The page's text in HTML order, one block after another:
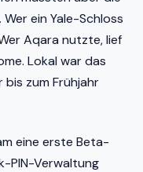
ein Yale-Schloss
Aqara nutzte, lief
Lokal war das
zum Frühjahr
eine erste Beta-
PIN-Verwaltung